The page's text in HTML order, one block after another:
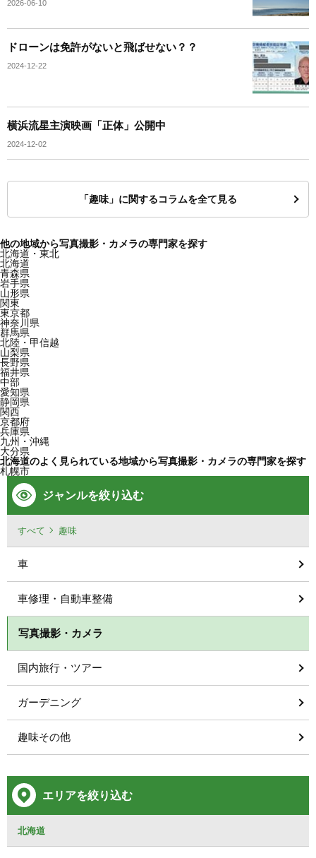
2026-06-10
ドローンは免許がないと飛ばせない？？
2024-12-22
横浜流星主演映画「正体」公開中
2024-12-02
「趣味」に関するコラムを全て見る
他の地域から写真撮影・カメラの専門家を探す
北海道・東北
北海道
青森県
岩手県
山形県
関東
東京都
神奈川県
群馬県
北陸・甲信越
山梨県
長野県
福井県
中部
愛知県
静岡県
関西
京都府
兵庫県
九州・沖縄
大分県
北海道のよく見られている地域から写真撮影・カメラの専門家を探す
札幌市
ジャンルを絞り込む
すべて 趣味
車
車修理・自動車整備
写真撮影・カメラ
国内旅行・ツアー
ガーデニング
趣味その他
エリアを絞り込む
北海道